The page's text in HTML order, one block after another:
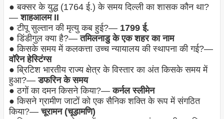
● बक्सर के युद्ध (1764 ई.) के समय दिल्ली का शासक कौन था?
—शाहआलम II
● टीपू सुल्तान की मृत्यु कब हुई?— 1799 ई.
● डिंडीगुल क्या है?—तमिलनाडु के एक शहर का नाम
● किसके समय में कलकत्ता उच्च न्यायालय की स्थापना की गई?—
वॉरेन हेस्टिंग्स
● ब्रिटिश भारतीय राज्य क्षेत्र के विस्तार का अंत किसके समय में
हुआ?—डफरिन के समय
● ठगों का दमन किसने किया?—कर्नल स्लीमेन
● किसने ग्रामीण जाटों को एक सैनिक शक्ति के रूप में संगठित
किया?—चूरामन (चूड़ामणि)